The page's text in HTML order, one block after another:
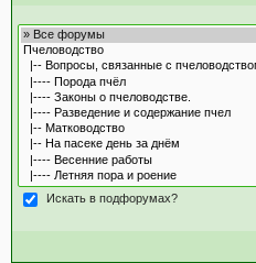
Искать в подфорумах?